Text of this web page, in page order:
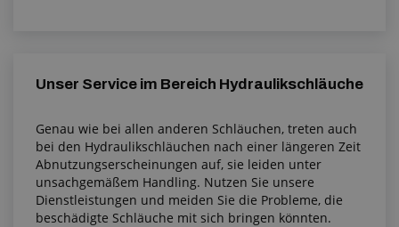
Unser Service im Bereich Hydraulikschläuche
Genau wie bei allen anderen Schläuchen, treten auch
bei den Hydraulikschläuchen nach einer längeren Zeit
Abnutzungserscheinungen auf, sie leiden unter
unsachgemäßem Handling. Nutzen Sie unsere
Dienstleistungen und meiden Sie die Probleme, die
beschädigte Schläuche mit sich bringen könnten.